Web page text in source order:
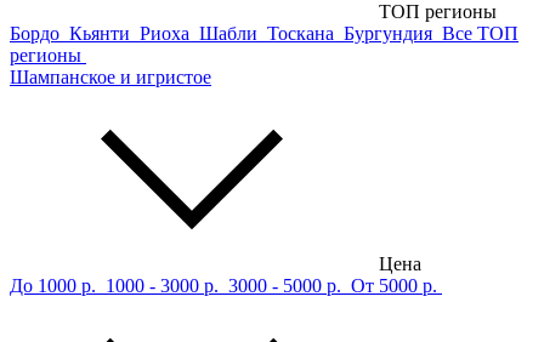
ТОП регионы
Бордо Кьянти Риоха Шабли Тоскана Бургундия Все ТОП
регионы
Шампанское и игристое
Цена
До 1000 р. 1000 - 3000 р. 3000 - 5000 р. От 5000 р.